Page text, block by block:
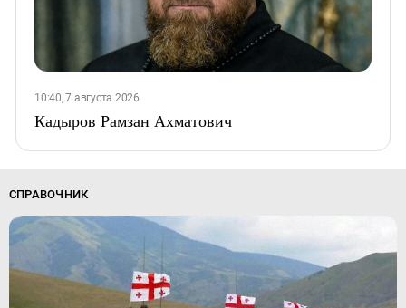
10:40, 7 августа 2026
Кадыров Рамзан Ахматович
СПРАВОЧНИК